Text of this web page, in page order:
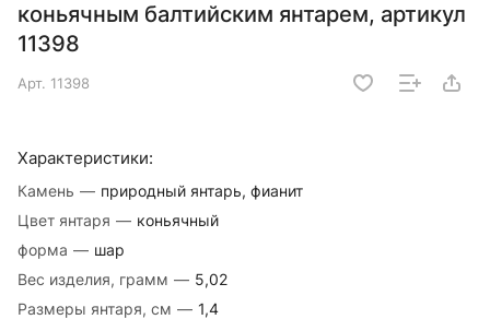
коньячным балтийским янтарем, артикул
11398
Арт. 11398
Характеристики:
Камень — природный янтарь, фианит
Цвет янтаря — коньячный
форма — шар
Вес изделия, грамм — 5,02
Размеры янтаря, см — 1,4